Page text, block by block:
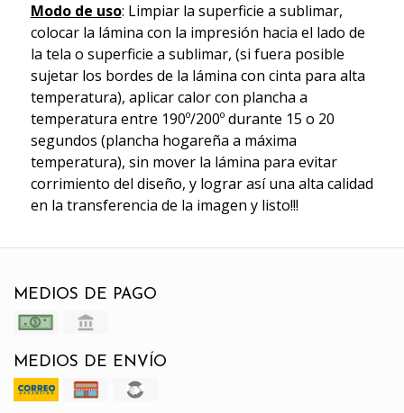
Modo de uso: Limpiar la superficie a sublimar,
colocar la lámina con la impresión hacia el lado de
la tela o superficie a sublimar, (si fuera posible
sujetar los bordes de la lámina con cinta para alta
temperatura), aplicar calor con plancha a
temperatura entre 190º/200º durante 15 o 20
segundos (plancha hogareña a máxima
temperatura), sin mover la lámina para evitar
corrimiento del diseño, y lograr así una alta calidad
en la transferencia de la imagen y listo!!!
MEDIOS DE PAGO
MEDIOS DE ENVÍO